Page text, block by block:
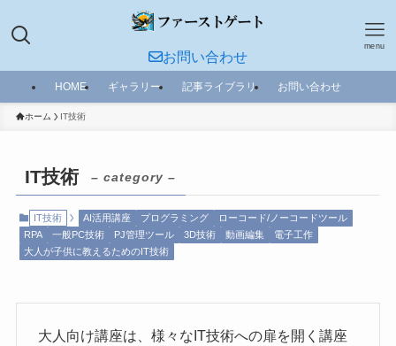
お問い合わせ
menu
HOME ギャラリー 記事ライブラリ お問い合わせ
ホーム IT技術
IT技術 – category –
IT技術 AI活用講座 プログラミング
ローコード/ノーコードツール
RPA
一般PC技術 PJ管理ツール 3D技術 動画編集
電子工作
大人が子供に教えるためのIT技術
大人向け講座は、様々なIT技術への扉を開く講座